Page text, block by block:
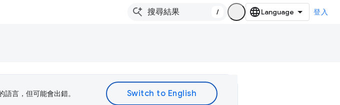
/ 登入
言，但可能會出錯。